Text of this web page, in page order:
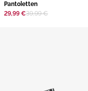
Pantoletten
29,99 €39,99 €